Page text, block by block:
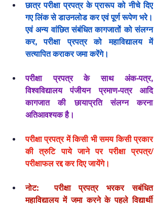
छात्र परीक्षा प्रपत्र के प्रारूप को नीचे दिए
गए लिंक से डाउनलोड कर एवं पूर्ण रूपेण भरे।
एवं अन्य वांछित संबंधित कागजातों को संलग्न
कर, परीक्षा प्रपत्र को महाविद्यालय में
सत्यापित कराकर जमा करेंगे।
परीक्षा प्रपत्र के साथ अंक-पत्र,
विश्वविद्यालय पंजीयन प्रमाण-पत्र आदि
कागजात की छायाप्रति संलग्न करना
अतिआवश्यक है।
परीक्षा प्रपत्र में किसी भी समय किसी प्रकार
की त्रुटि पाये जाने पर परीक्षा प्रपत्र/
परीक्षाफल रद्द कर दिए जायेंगे।
नोट:  परीक्षा प्रपत्र भरकर सबंधित
महाविद्यालय में जमा करने के पहले विद्यार्थी